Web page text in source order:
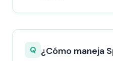
Q ¿Cómo maneja